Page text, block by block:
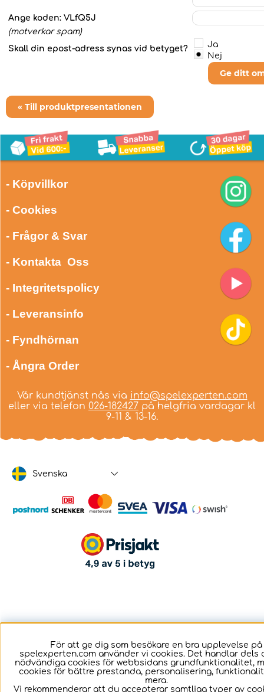
Ange koden: VLfQ5J
(motverkar spam)
Skall din epost-adress synas vid betyget?
Ja
Nej
Ge ditt
« Till produktpresentationen
- Köpvillkor
- Cookies
- Frågor & Svar
- Kontakta Oss
- Integritetspolicy
- Leveransinfo
- Fyndhörnan
- Ångra Order
Vår kundtjänst nås via info@spelexperten.com
eller via telefon 026-182427 på helgfria vardagar kl
9-11 & 13-16.
Svenska
För att ge dig som besökare en bra upplevelse på
spelexperten.com använder vi cookies. Det handlar dels
nödvändiga cookies för webbsidans grundfunktionalitet,
cookies för bättre prestanda, personalisering,
mera.
Vi rekommenderar att du accepterar samtliga typer av